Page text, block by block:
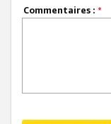
Commentaires : *